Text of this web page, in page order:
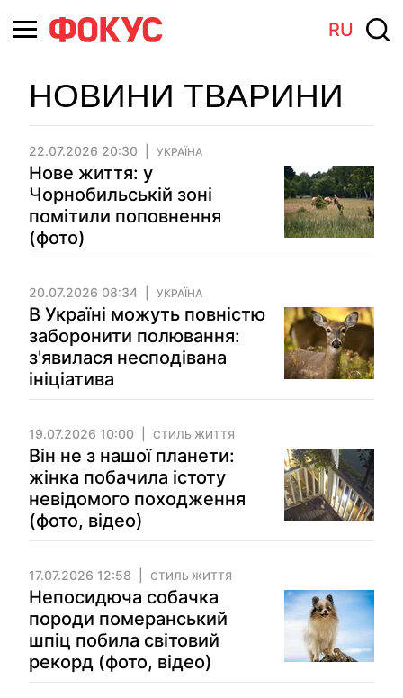
RU
НОВИНИ ТВАРИНИ
22.07.2026 20:30 УКРАЇНА
Нове життя: у
Чорнобильській зоні
помітили поповнення
(фото)
20.07.2026 08:34 УКРАЇНА
В Україні можуть повністю
заборонити полювання:
з'явилася несподівана
ініціатива
19.07.2026 10:00 СТИЛЬ ЖИТТЯ
Він не з нашої планети:
жінка побачила істоту
невідомого походження
(фото, відео)
17.07.2026 12:58 СТИЛЬ ЖИТТЯ
Непосидюча собачка
породи померанський
шпіц побила світовий
рекорд (фото, відео)